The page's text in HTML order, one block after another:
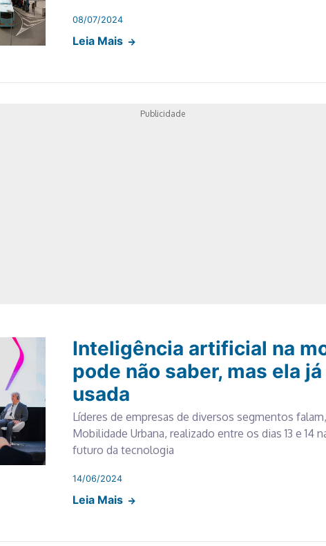
08/07/2024
Leia Mais
Publicidade
Inteligência artificial na
pode não saber, mas ela
usada
Líderes de empresas de diversos segmentos
Mobilidade Urbana, realizado entre os dias 13 e 14
futuro da tecnologia
14/06/2024
Leia Mais